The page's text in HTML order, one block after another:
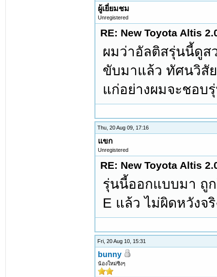
ผู้เยี่ยมชม
Unregistered
RE: New Toyota Altis
ผมว่าอัลติสรุ่นนี้ดูส
ขับมาแล้ว ทัศนวิสั
แก่อย่างผมจะชอบ
Thu, 20 Aug 09, 17:16
แขก
Unregistered
RE: New Toyota Altis
รุ่นนี้ออกแบบมา ถู
E แล้ว ไม่ผิดหวังจริ
Fri, 20 Aug 10, 15:31
bunny
น้องใหม่ซิงๆ